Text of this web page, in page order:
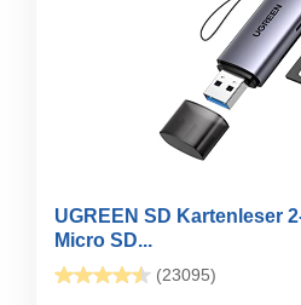
UGREEN SD Kartenleser
Micro SD...
(23095)